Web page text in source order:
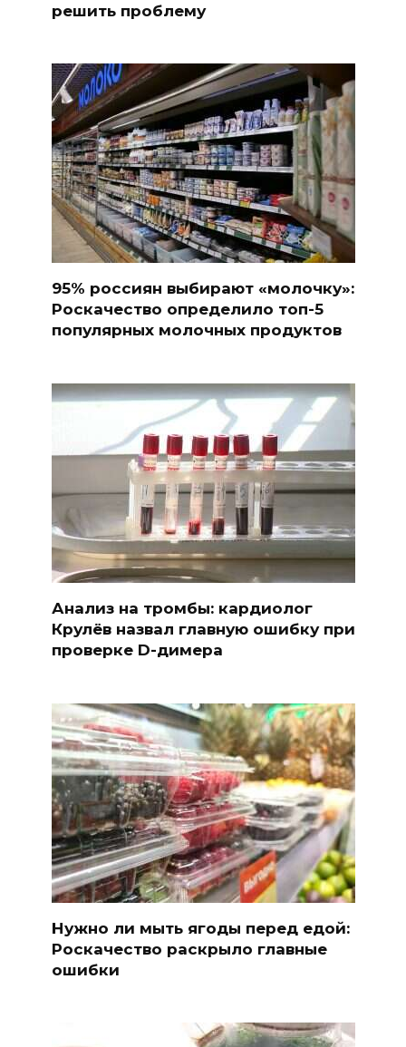
решить проблему
95% россиян выбирают «молочку»:
Роскачество определило топ-5
популярных молочных продуктов
Анализ на тромбы: кардиолог
Крулёв назвал главную ошибку при
проверке D-димера
Нужно ли мыть ягоды перед едой:
Роскачество раскрыло главные
ошибки